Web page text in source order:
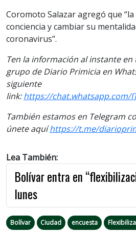
Coromoto Salazar agregó que
conciencia y cambiar su
coronavirus”.
Ten la información al instante
grupo de Diario Primicia en
siguiente
link:https://chat.whatsapp.com/
También estamos en Telegram
únete aquíhttps://t.me/
Lea También:
Bolívar entra en
lunes
Bolívar Ciudad encuesta